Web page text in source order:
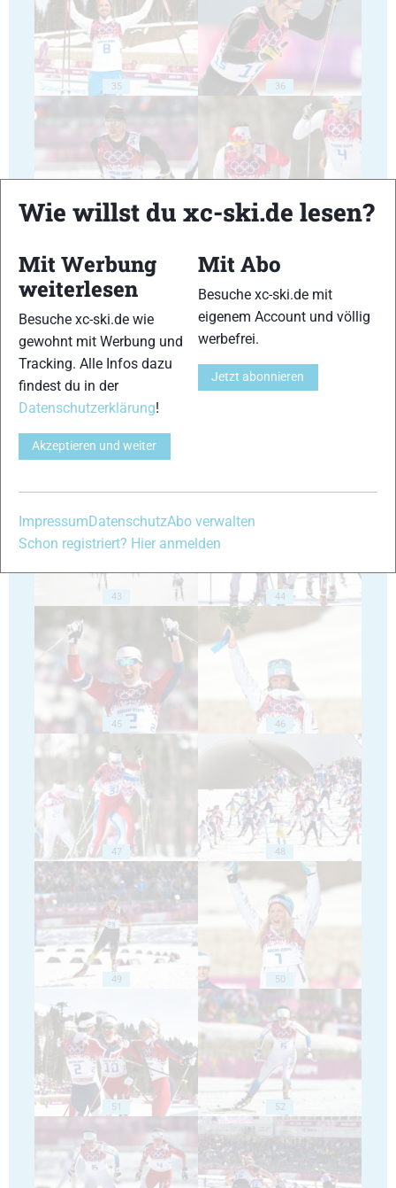
35 36
37 38
39
43 44
45 46
47 48
49 50
51 52
Wie willst du xc-ski.de lesen?
Mit Werbung
weiterlesen
Besuche xc-ski.de wie
gewohnt mit Werbung und
Tracking. Alle Infos dazu
findest du in der
Datenschutzerklärung!
Akzeptieren und weiter
Mit Abo
Besuche xc-ski.de mit
eigenem Account und völlig
werbefrei.
Jetzt abonnieren
Impressum DatenschutzAbo verwalten
Schon registriert? Hier anmelden